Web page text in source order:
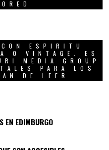
ESPIRITU
O VINTAGE. ES
MEDIA GROUP
PARA LOS
DE LEER
EDIMBURGO